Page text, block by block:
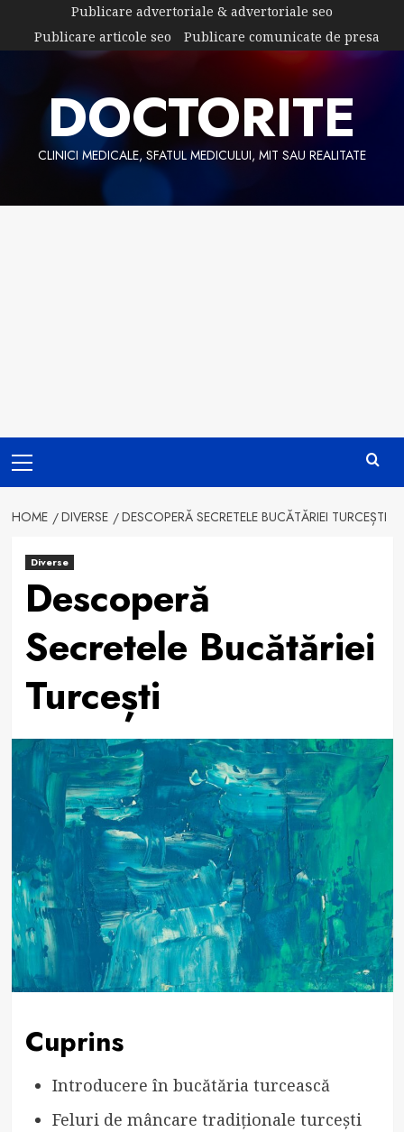
content
Publicare advertoriale & advertoriale seo
Publicare articole seo
Publicare comunicate de presa
DOCTORITE
CLINICI MEDICALE, SFATUL MEDICULUI, MIT SAU REALITATE
Menu
HOME DIVERSE DESCOPERĂ SECRETELE BUCĂTĂRIEI TURCEȘTI
Diverse
Descoperă
Secretele Bucătăriei
Turcești
Cuprins
Introducere în bucătăria turcească
Feluri de mâncare tradiționale turcești